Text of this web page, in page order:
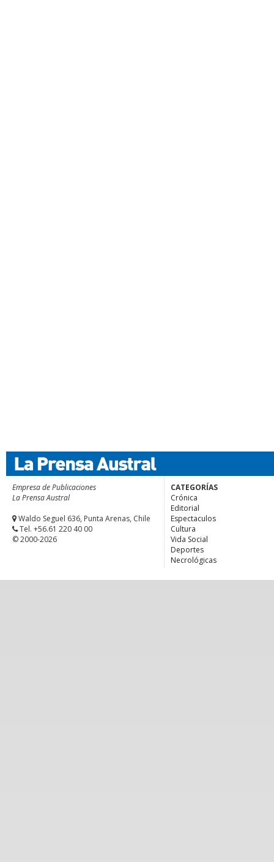
Empresa de Publicaciones
La Prensa Austral
Waldo Seguel 636, Punta Arenas, Chile
Tel. +56.61 220 40 00
© 2000-2026
CATEGORÍAS
Crónica
Editorial
Espectaculos
Cultura
Vida Social
Deportes
Necrológicas